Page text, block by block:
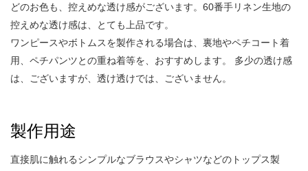
どのお色も、控えめな透け感がございます。60番手リネン生地の
控えめな透け感は、とても上品です。
ワンピースやボトムスを製作される場合は、裏地やペチコート着
用、ペチパンツとの重ね着等を、おすすめします。 多少の透け感
は、ございますが、透け透けでは、ございません。
製作用途
直接肌に触れるシンプルなブラウスやシャツなどのトップス製